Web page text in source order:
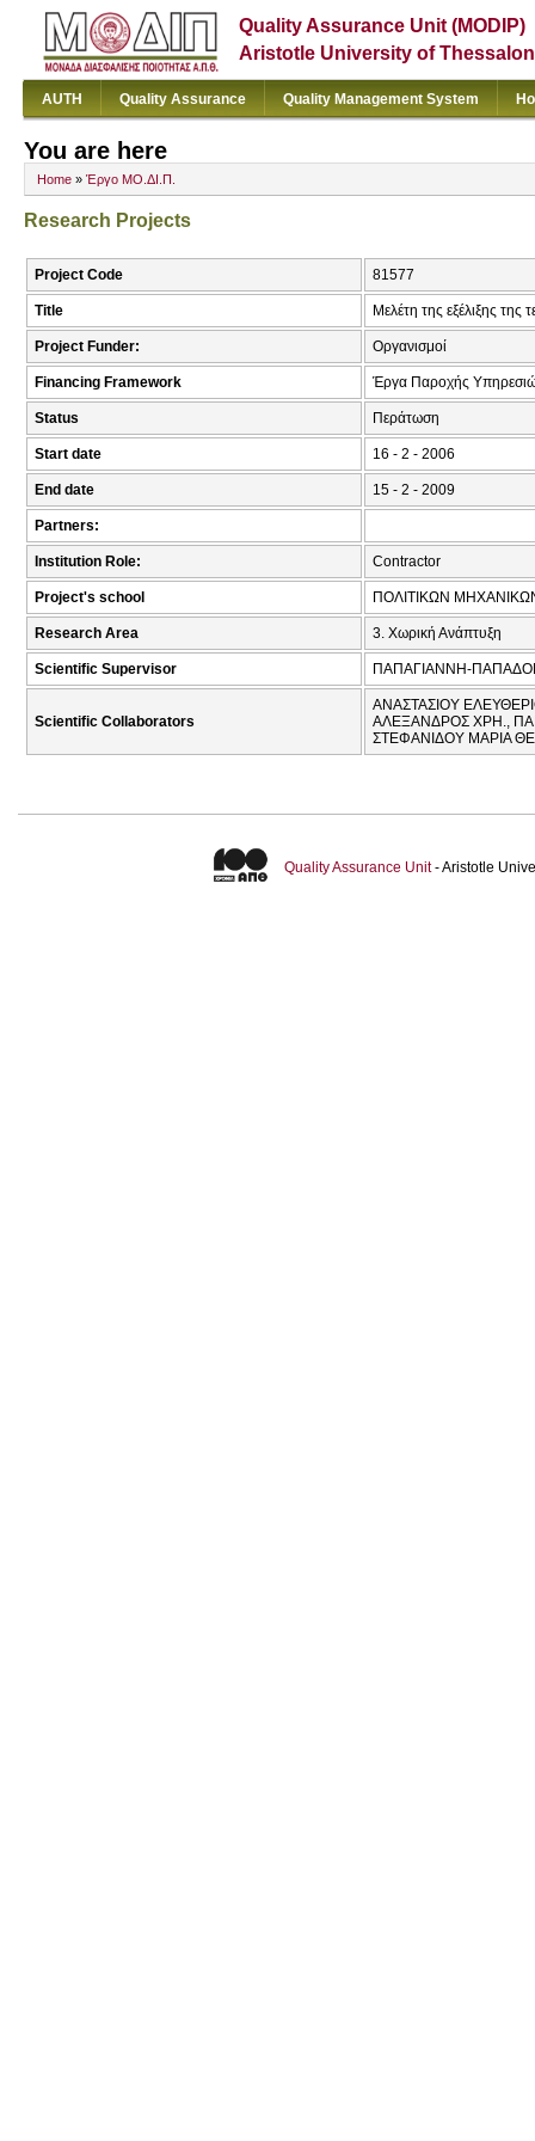
Quality Assurance Unit (MODIP)
Aristotle University of
AUTH Quality Assurance Quality Management System
You are here
Home » Έργο ΜΟ.ΔΙ.Π.
Research Projects
Project Code 81577
Title Μελέτη της εξέλιξης
Project Funder: Οργανισμοί
Financing Framework Έργα Παροχής
Status Περάτωση
Start date 16 - 2 - 2006
End date 15 - 2 - 2009
Partners:
Institution Role: Contractor
Project's school ΠΟΛΙΤΙΚΩΝ
Research Area 3. Χωρική Ανάπτυξη
Scientific Supervisor ΠΑΠΑΓΙΑΝΝΗ-
Scientific Collaborators
ΑΝΑΣΤΑΣΙΟΥ
ΑΛΕΞΑΝΔΡΟΣ ΧΡΗ.,
ΣΤΕΦΑΝΙΔΟΥ ΜΑΡΙΑ
Quality Assurance Unit- Aristotle